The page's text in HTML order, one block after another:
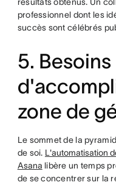
professionnel dont les
succès sont célébrés
5. Besoins
zone de
Le sommet de la
de soi. L'automatisation
Asana libère un temps
de se concentrer sur la